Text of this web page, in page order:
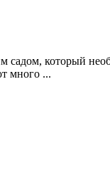
который
много ...